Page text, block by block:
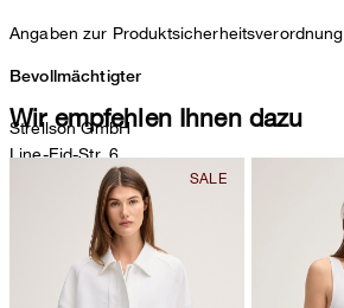
Angaben zur Produktsicherheitsverordnung
Bevollmächtigter
Strellson GmbH
Line-Eid-Str. 6
78467 Konstanz
Deutschland
contact@strellson.com
Produzent
Wir empfehlen Ihnen dazu